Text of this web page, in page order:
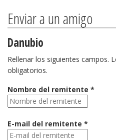
Enviar a un amigo
Danubio
Rellenar los siguientes campos.
obligatorios.
Nombre del remitente *
E-mail del remitente *